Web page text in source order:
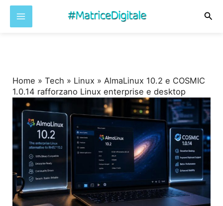
Home »Tech » Linux »AlmaLinux 10.2 e COSMIC
1.0.14 rafforzano Linux enterprise e desktop